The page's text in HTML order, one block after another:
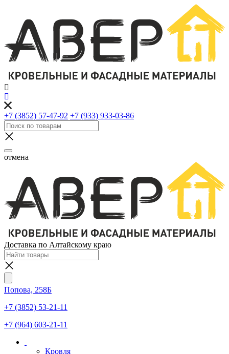
+7 (3852) 57-47-92 +7 (933) 933-03-86
отмена
Доставка по Алтайскому краю
Попова, 258Б
+7 (3852) 53-21-11
+7 (964) 603-21-11
Кровля